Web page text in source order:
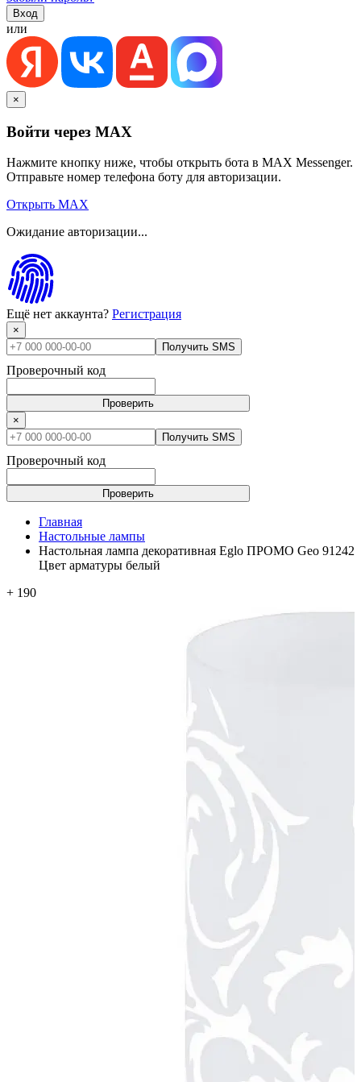
или
×
Войти через MAX
Нажмите кнопку ниже, чтобы открыть бота в MAX Messenger.
Отправьте номер телефона боту для авторизации.
Открыть MAX
Ожидание авторизации...
Ещё нет аккаунта? Регистрация
×
Получить SMS
Проверочный код
Проверить
×
Получить SMS
Проверочный код
Проверить
Главная
Настольные лампы
Настольная лампа декоративная Eglo ПРОМО Geo 91242
Цвет арматуры белый
+ 190